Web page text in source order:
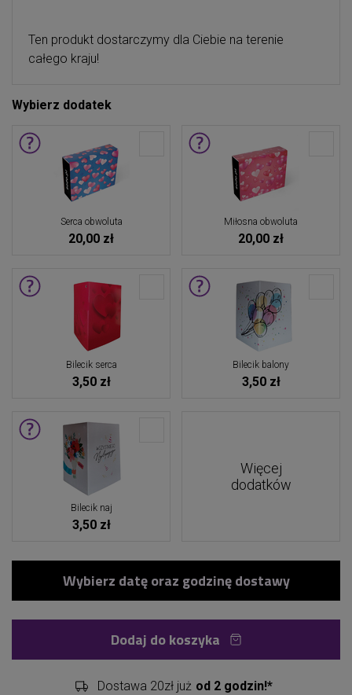
Ten produkt dostarczymy dla Ciebie na terenie
całego kraju!
Wybierz dodatek
Serca obwoluta
20,00 zł
Miłosna obwoluta
20,00 zł
Bilecik serca
3,50 zł
Bilecik balony
3,50 zł
Bilecik naj
3,50 zł
Więcej
dodatków
Dodaj do koszyka
Dostawa 20zł już od 2 godzin!*